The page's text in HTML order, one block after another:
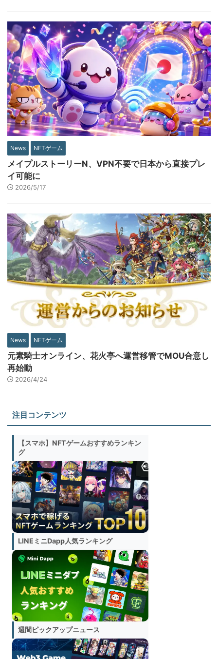
News NFTゲーム
メイプルストーリーN、VPN不要で日本から直接プレ
イ可能に
2026/5/17
News NFTゲーム
元素騎士オンライン、花火亭へ運営移管でMOU合意し
再始動
2026/4/24
注目コンテンツ
【スマホ】NFTゲームおすすめランキン
グ
LINEミニDapp人気ランキング
週間ピックアップニュース